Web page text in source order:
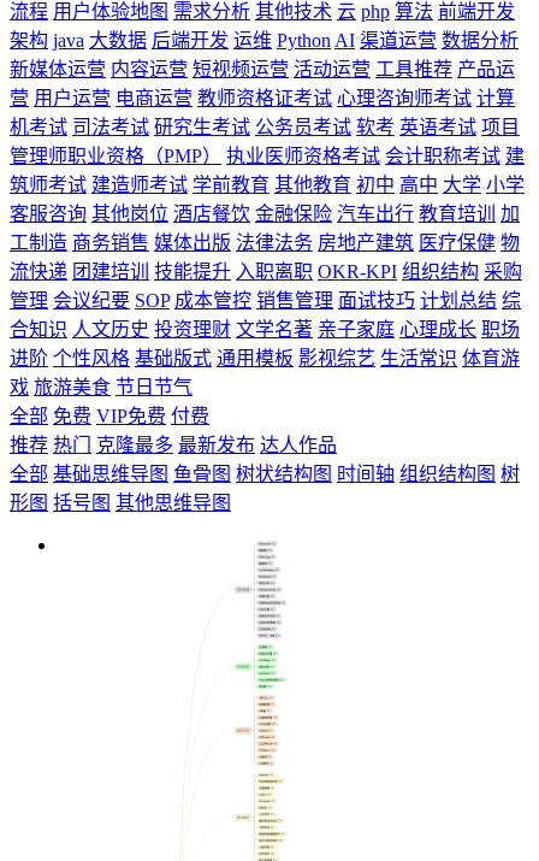
流程 用户体验地图 需求分析 其他技术 云 php 算法 前端开发
架构 java 大数据 后端开发 运维 Python AI 渠道运营 数据分析
新媒体运营 内容运营 短视频运营 活动运营 工具推荐 产品运
营 用户运营 电商运营 教师资格证考试 心理咨询师考试 计算
机考试 司法考试 研究生考试 公务员考试 软考 英语考试 项目
管理师职业资格（PMP）
执业医师资格考试 会计职称考试 建
筑师考试 建造师考试 学前教育 其他教育 初中 高中 大学 小学
客服咨询 其他岗位 酒店餐饮 金融保险 汽车出行 教育培训
加
工制造 商务销售 媒体出版 法律法务 房地产建筑 医疗保健 物
流快递 团建培训 技能提升 入职离职 OKR-KPI 组织结构 采购
管理 会议纪要 SOP 成本管控 销售管理 面试技巧 计划总结 综
合知识 人文历史 投资理财 文学名著 亲子家庭 心理成长 职场
进阶 个性风格 基础版式 通用模板 影视综艺 生活常识 体育游
戏 旅游美食 节日节气
全部 免费 VIP免费 付费
推荐 热门 克隆最多 最新发布 达人作品
全部 基础思维导图 鱼骨图 树状结构图 时间轴 组织结构图 树
形图 括号图 其他思维导图